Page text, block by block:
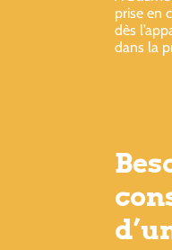
prise en
dès
dans la